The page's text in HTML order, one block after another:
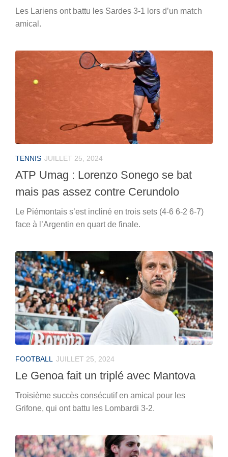
Les Lariens ont battu les Sardes 3-1 lors d’un match
amical.
TENNIS JUILLET 25, 2024
ATP Umag : Lorenzo Sonego se bat
mais pas assez contre Cerundolo
Le Piémontais s’est incliné en trois sets (4-6 6-2 6-7)
face à l’Argentin en quart de finale.
FOOTBALL JUILLET 25, 2024
Le Genoa fait un triplé avec Mantova
Troisième succès consécutif en amical pour les
Grifone, qui ont battu les Lombardi 3-2.